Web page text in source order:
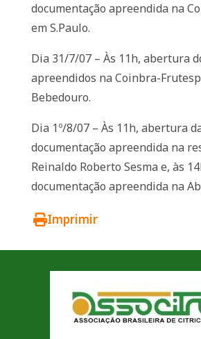
documentação apreendida na
em S.Paulo.
Dia 31/7/07 – Às 11h, abertura
apreendidos na Coinbra-
Bebedouro.
Dia 1º/8/07 – Às 11h, abertura
documentação apreendida na
Reinaldo Roberto Sesma e, às
documentação apreendida na
Imprimir